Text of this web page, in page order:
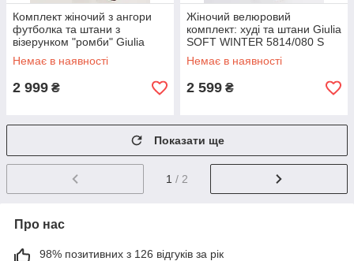
Комплект жіночий з ангори
футболка та штани з
візерунком "ромби" Giulia
LIGHT ESSENCE 5122/250 S
Black-black
Немає в наявності
2 999 ₴
Жіночий велюровий
комплект: худі та штани Giulia
SOFT WINTER 5814/080 S
Brown-mokko
Немає в наявності
2 599 ₴
Показати ще
1 / 2
Про нас
98% позитивних з 126 відгуків за рік